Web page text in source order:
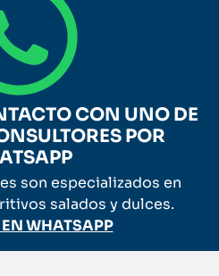
CON UNO DE
POR
son especializados en
salados y dulces.
WHATSAPP